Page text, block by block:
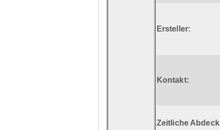
Ersteller:
Kontakt:
Zeitliche